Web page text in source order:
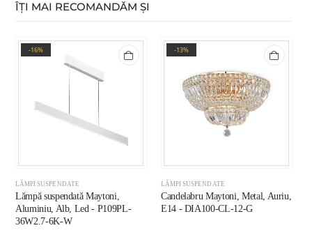
ÎȚI MAI RECOMANDĂM ȘI
-16%
LĂMPI SUSPENDATE
Lămpă suspendată Maytoni,
Aluminiu, Alb, Led - P109PL-
36W2.7-6K-W
-13%
LĂMPI SUSPENDATE
Candelabru Maytoni, Metal, Auriu,
E14 - DIA100-CL-12-G